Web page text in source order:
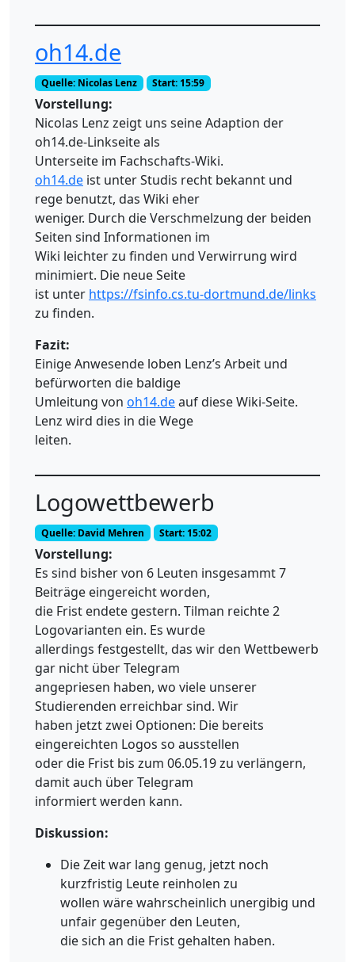
oh14.de
Quelle: Nicolas Lenz Start: 15:59
Vorstellung:
Nicolas Lenz zeigt uns seine Adaption der
oh14.de-Linkseite als
Unterseite im Fachschafts-Wiki.
oh14.de ist unter Studis recht bekannt und
rege benutzt, das Wiki eher
weniger. Durch die Verschmelzung der beiden
Seiten sind Informationen im
Wiki leichter zu finden und Verwirrung wird
minimiert. Die neue Seite
ist unter https://fsinfo.cs.tu-dortmund.de/links
zu finden.
Fazit:
Einige Anwesende loben Lenz’s Arbeit und
befürworten die baldige
Umleitung von oh14.deauf diese Wiki-Seite.
Lenz wird dies in die Wege
leiten.
Logowettbewerb
Quelle: David Mehren Start: 15:02
Vorstellung:
Es sind bisher von 6 Leuten insgesammt 7
Beiträge eingereicht worden,
die Frist endete gestern. Tilman reichte 2
Logovarianten ein. Es wurde
allerdings festgestellt, das wir den Wettbewerb
gar nicht über Telegram
angepriesen haben, wo viele unserer
Studierenden erreichbar sind. Wir
haben jetzt zwei Optionen: Die bereits
eingereichten Logos so ausstellen
oder die Frist bis zum 06.05.19 zu verlängern,
damit auch über Telegram
informiert werden kann.
Diskussion:
Die Zeit war lang genug, jetzt noch
kurzfristig Leute reinholen zu
wollen wäre wahrscheinlich unergibig und
unfair gegenüber den Leuten,
die sich an die Frist gehalten haben.